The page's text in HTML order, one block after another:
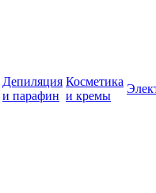
Депиляция
и парафин
Косметика
и кремы